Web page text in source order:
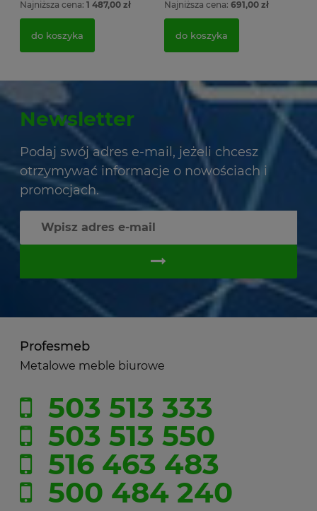
Najniższa cena: 1 487,00 zł
do koszyka
Najniższa cena: 691,00 zł
do koszyka
Newsletter
Podaj swój adres e-mail, jeżeli chcesz
otrzymywać informacje o nowościach i
promocjach.
Profesmeb
Metalowe meble biurowe
503 513 333
503 513 550
516 463 483
500 484 240